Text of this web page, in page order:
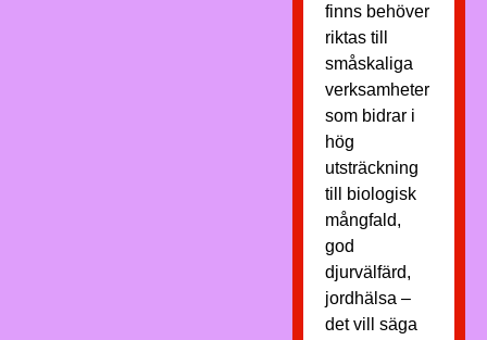
finns behöver
riktas till
småskaliga
verksamheter
som bidrar i
hög
utsträckning
till biologisk
mångfald,
god
djurvälfärd,
jordhälsa –
det vill säga